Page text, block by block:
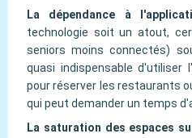
La dépendance à
technologie soit un atout,
seniors moins connectés)
quasi indispensable d'utiliser
pour réserver les restaurants
qui peut demander un temps
La saturation des espaces